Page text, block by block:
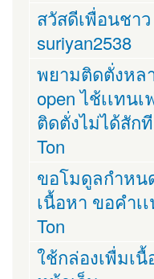
สวัสดีเพื่อนชา
suriyan2538
พยามติดตั่งหล
open ไช้เเทน
ติดตั่งไม่ได้สักที
Ton
ขอโมดูลกำหน
เนื้อหา ขอคำเ
Ton
ใช้กล่องเพื่มเ